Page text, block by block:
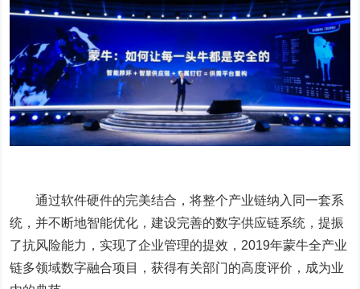
通过软件硬件的完美结合，将整个产业链纳入同一套系
统，并不断地智能优化，建设完善的数字供应链系统，提振
了抗风险能力，实现了企业管理的提效，2019年蒙牛全产业
链多领域数字融合项目，获得有关部门的高度评价，成为业